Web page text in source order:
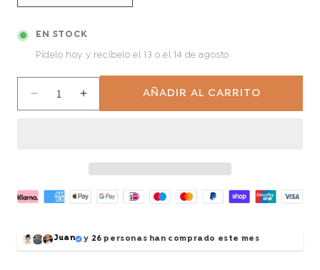
EN STOCK
Pídelo hoy y recíbeloel 13 o el 14 de agosto
Reducir
cantidad
Aumentar
cantidad
AÑADIR AL CARRITO
Juan y 26 personas han comprado este mes